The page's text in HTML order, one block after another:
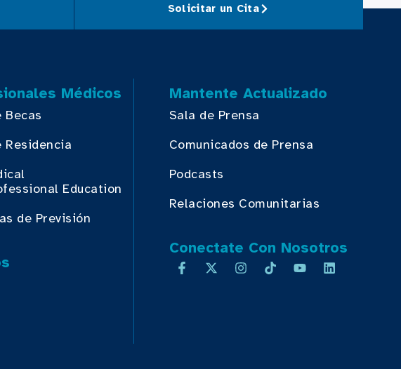
Solicitar un Cita
Médicos
Becas
Residencia
Education
de Previsión
Mantente Actualizado
Sala de Prensa
Comunicados de Prensa
Podcasts
Relaciones Comunitarias
Conectate Con Nosotros